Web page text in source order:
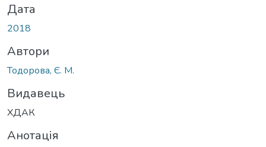
Дата
2018
Автори
Тодорова, Є. М.
Видавець
ХДАК
Анотація